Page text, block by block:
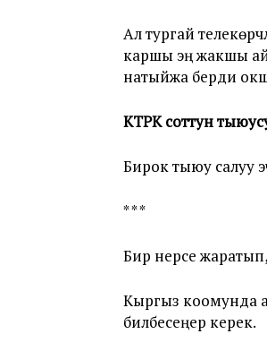
Ал тургай
каршы эң жакшы
натыйжа берди
КТРК соттун
Бирок тыюу салуу
* * *
Бир нерсе
Кыргыз коомунда
билбесеңер керек.